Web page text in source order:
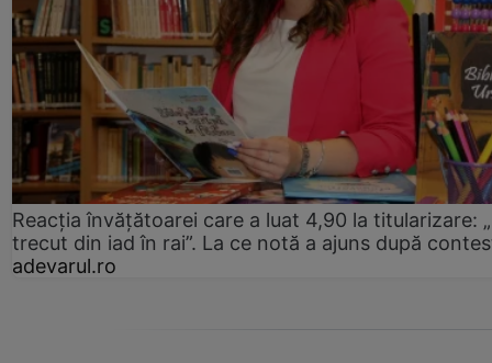
Reacția învățătoarei care a luat 4,90 la titularizare:
trecut din iad în rai”. La ce notă a ajuns după
adevarul.ro